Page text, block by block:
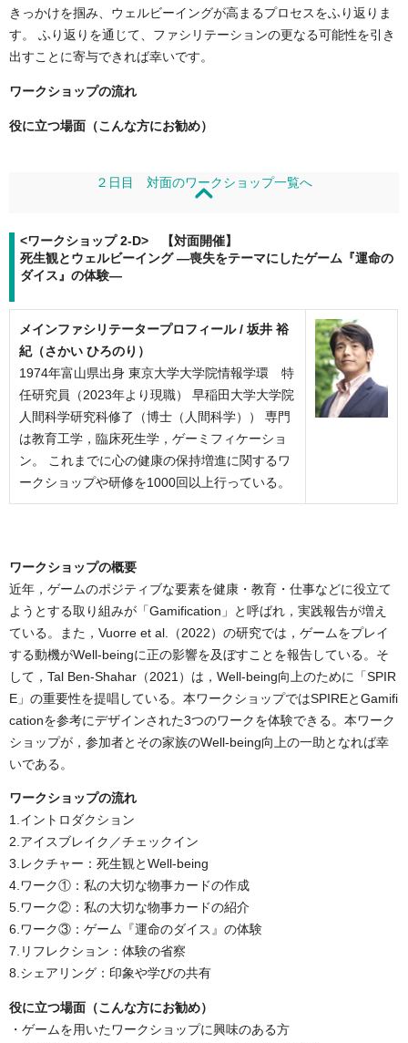
きっかけを掴み、ウェルビーイングが高まるプロセスをふり返りま
す。 ふり返りを通じて、ファシリテーションの更なる可能性を引き
出すことに寄与できれば幸いです。
ワークショップの流れ
役に立つ場面（こんな方にお勧め）
２日目 対面のワークショップ一覧へ
<ワークショップ 2-D> 【対面開催】
死生観とウェルビーイング ―喪失をテーマにしたゲーム『運命の
ダイス』の体験―
メインファシリテータープロフィール / 坂井 裕
紀（さかい ひろのり）
1974年富山県出身 東京大学大学院情報学環 特
任研究員（2023年より現職） 早稲田大学大学院
人間科学研究科修了（博士（人間科学）） 専門
は教育工学，臨床死生学，ゲーミフィケーショ
ン。 これまでに心の健康の保持増進に関するワ
ークショップや研修を1000回以上行っている。
ワークショップの概要
近年，ゲームのポジティブな要素を健康・教育・仕事などに役立て
ようとする取り組みが「Gamification」と呼ばれ，実践報告が増え
ている。また，Vuorre et al.（2022）の研究では，ゲームをプレイ
する動機がWell-beingに正の影響を及ぼすことを報告している。そ
して，Tal Ben-Shahar（2021）は，Well-being向上のために「SPIR
E」の重要性を提唱している。本ワークショップではSPIREとGamifi
cationを参考にデザインされた3つのワークを体験できる。本ワーク
ショップが，参加者とその家族のWell-being向上の一助となれば幸
いである。
ワークショップの流れ
1.イントロダクション
2.アイスブレイク／チェックイン
3.レクチャー：死生観とWell-being
4.ワーク①：私の大切な物事カードの作成
5.ワーク②：私の大切な物事カードの紹介
6.ワーク③：ゲーム『運命のダイス』の体験
7.リフレクション：体験の省察
8.シェアリング：印象や学びの共有
役に立つ場面（こんな方にお勧め）
・ゲームを用いたワークショップに興味のある方